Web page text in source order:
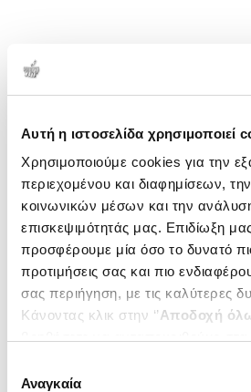
Αυτή η ιστοσελίδα χρησιμοποιεί
Χρησιμοποιούμε cookies για την
περιεχομένου και διαφημίσεων,
κοινωνικών μέσων και την
επισκεψιμότητάς μας. Επιδίωξη
προσφέρουμε μία όσο το δυνατό
προτιμήσεις σας και πιο
σας περιήγηση, με τις καλύτερες
Κάνοντας κλικ στην ‘’Αποδοχή
ενδιαφέρουν και να επιλέξετε
συγκατάθεσης
Αναγκαία